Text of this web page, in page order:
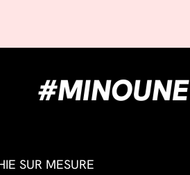
SUR MESURE